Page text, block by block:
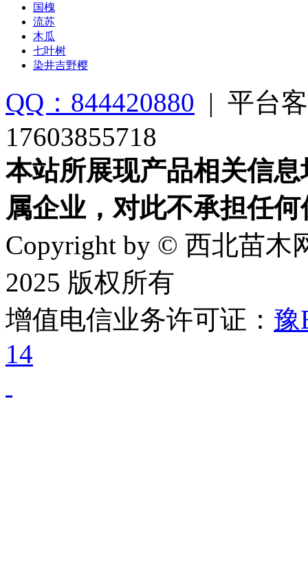
国槐
流苏
木瓜
七叶树
染井吉野樱
QQ：844420880 | 平台
17603855718
本站所展现产品相关信
属企业，对此不承担任
Copyright by © 西北苗木
2025 版权所有
增值电信业务许可证： 豫
14